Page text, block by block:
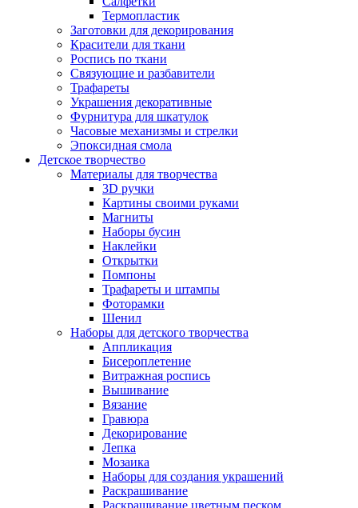
Термопластик
Заготовки для декорирования
Красители для ткани
Роспись по ткани
Связующие и разбавители
Трафареты
Украшения декоративные
Фурнитура для шкатулок
Часовые механизмы и стрелки
Эпоксидная смола
Детское творчество
Материалы для творчества
3D ручки
Картины своими руками
Магниты
Наборы бусин
Наклейки
Открытки
Помпоны
Трафареты и штампы
Фоторамки
Шенил
Наборы для детского творчества
Аппликация
Бисероплетение
Витражная роспись
Вышивание
Вязание
Гравюра
Декорирование
Лепка
Мозаика
Наборы для создания украшений
Раскрашивание
Раскрашивание цветным песком